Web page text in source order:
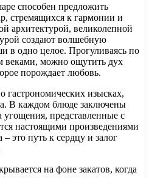
способен предложить
стремящихся к гармонии и
архитектурой, великолепной
создают волшебную
в одно целое. Прогуливаясь по
веками, можно ощутить дух
порождает любовь.
о гастрономических изысках,
В каждом блюде заключены
угощения, представленные с
настоящими произведениями
это путь к сердцу и залог
на фоне закатов, когда